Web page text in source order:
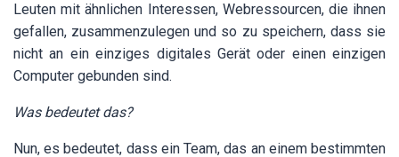
Leuten mit ähnlichen Interessen, Webressourcen, die ihnen
gefallen, zusammenzulegen und so zu speichern, dass sie
nicht an ein einziges digitales Gerät oder einen einzigen
Computer gebunden sind.
Was bedeutet das?
Nun, es bedeutet, dass ein Team, das an einem bestimmten